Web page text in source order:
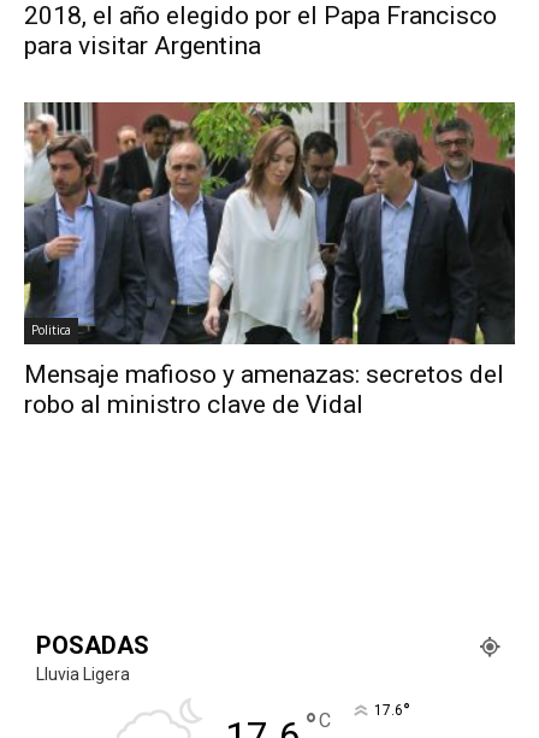
2018, el año elegido por el Papa Francisco
para visitar Argentina
Politica
Mensaje mafioso y amenazas: secretos del
robo al ministro clave de Vidal
POSADAS
Lluvia Ligera
°C 17.6°